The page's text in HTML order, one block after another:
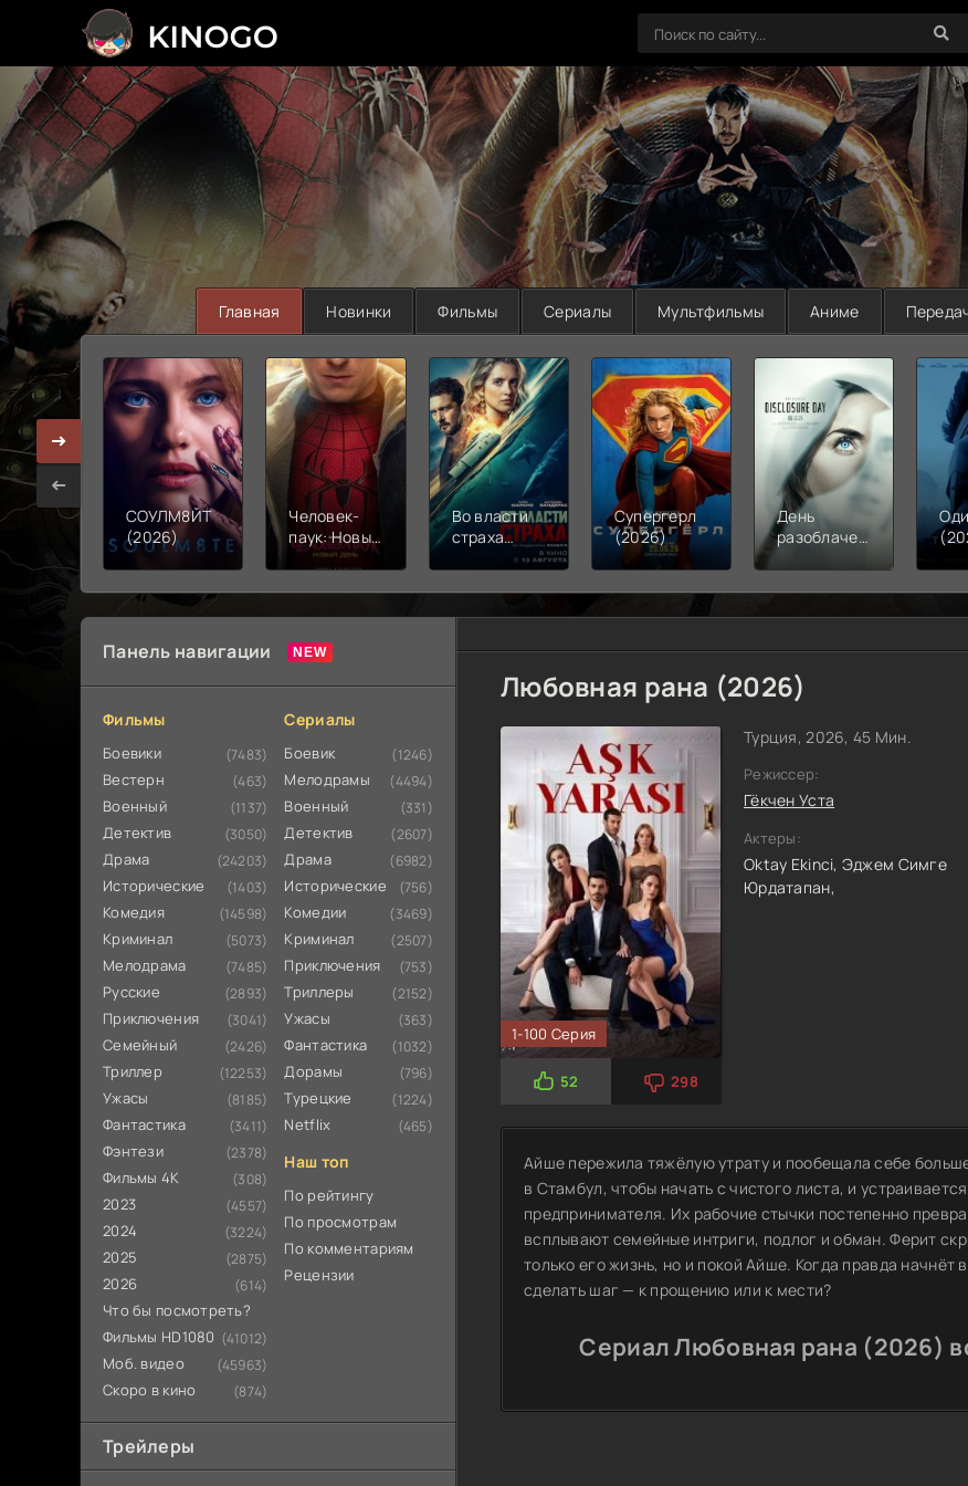
>
Главная Новинки Фильмы Сериалы Мультфильмы Аниме
СОУЛМ8ЙТ
(2026)
Человек-
паук: Новый
день (2026)
Во власти
страха
Супергерл
(2026)
День
разоблачения
Панель навигации
Фильмы
Боевики (7483)
Вестерн (463)
Военный (1137)
Детектив (3050)
Драма (24203)
Исторические (1403)
Комедия (14598)
Криминал (5073)
Мелодрама (7485)
Русские (2893)
Приключения (3041)
Семейный (2426)
Триллер (12253)
Ужасы (8185)
Фантастика (3411)
Фэнтези (2378)
Фильмы 4К (308)
2023 (4557)
2024 (3224)
2025 (2875)
2026 (614)
Что бы посмотреть?
Фильмы HD1080 (41012)
Моб. видео (45963)
Скоро в кино (874)
Сериалы
Боевик (1246)
Мелодрамы (4494)
Военный (331)
Детектив (2607)
Драма (6982)
Исторические (756)
Комедии (3469)
Криминал (2507)
Приключения (753)
Триллеры (2152)
Ужасы (363)
Фантастика (1032)
Дорамы (796)
Турецкие (1224)
Netflix (465)
Наш топ
По рейтингу
По просмотрам
По комментариям
Рецензии
Трейлеры
Любовная рана (2026)
1-100 Серия
52 298
Турция, 2026, 45 Мин.
Режиссер:
Гёкчен Уста
Актеры:
Oktay Ekinci, Эджем Симге
Юрдатапан,
Айше пережила тяжёлую утрату и пообещала себе
в Стамбул, чтобы начать с чистого листа, и
предпринимателя. Их рабочие стычки постепенно
всплывают семейные интриги, подлог и обман. Ферит
только его жизнь, но и покой Айше. Когда правда начнёт
сделать шаг — к прощению или к мести?
Сериал Любовная рана (2026)